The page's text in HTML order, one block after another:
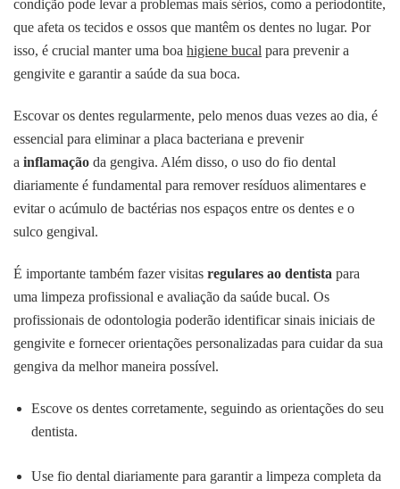
condição pode levar a problemas mais sérios, como a periodontite,
que afeta os tecidos e ossos que mantêm os dentes no lugar. Por
isso, é crucial manter uma boa higiene bucal para prevenir a
gengivite e garantir a saúde da sua boca.
Escovar os dentes regularmente, pelo menos duas vezes ao dia, é
essencial para eliminar a placa bacteriana e prevenir
a inflamação da gengiva. Além disso, o uso do fio dental
diariamente é fundamental para remover resíduos alimentares e
evitar o acúmulo de bactérias nos espaços entre os dentes e o
sulco gengival.
É importante também fazer visitas regulares ao dentista para
uma limpeza profissional e avaliação da saúde bucal. Os
profissionais de odontologia poderão identificar sinais iniciais de
gengivite e fornecer orientações personalizadas para cuidar da sua
gengiva da melhor maneira possível.
Escove os dentes corretamente, seguindo as orientações do seu
dentista.
Use fio dental diariamente para garantir a limpeza completa da